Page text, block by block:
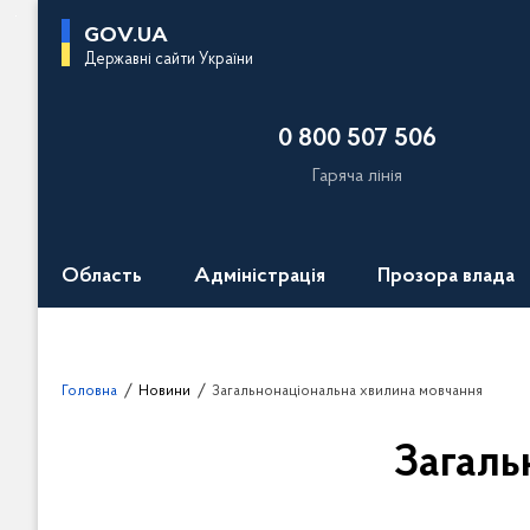
GOV.UA
Державні сайти України
0 800 507 506
Гаряча лінія
Область Адміністрація Прозора влада
Головна Новини Загальнонаціональна хвилина мовчання